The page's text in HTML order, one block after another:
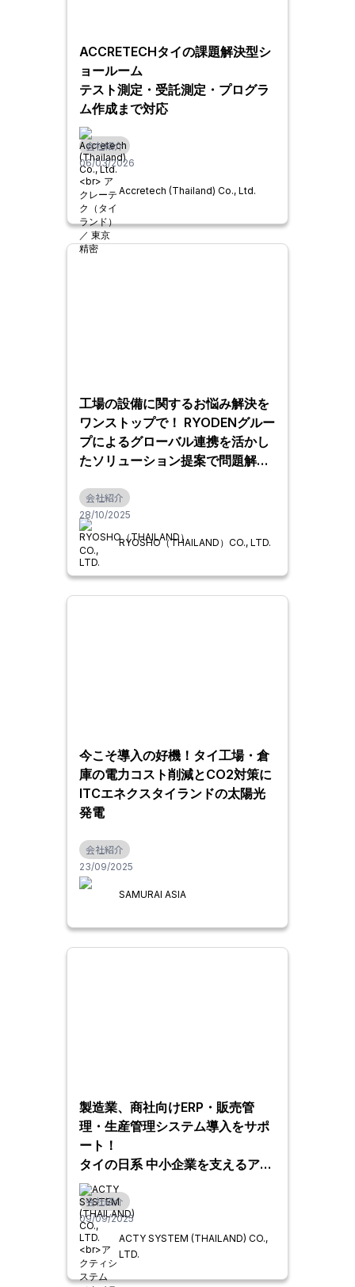
ACCRETECHタイの課題解決型シ
ョールーム
テスト測定・受託測定・プログラ
ム作成まで対応
会社紹介
06/03/2026
Accretech (Thailand) Co., Ltd.
工場の設備に関するお悩み解決を
ワンストップで！ RYODENグルー
プによるグローバル連携を活かし
たソリューション提案で問題解決
会社紹介
28/10/2025
RYOSHO（THAILAND）CO., LTD.
今こそ導入の好機！タイ工場・倉
庫の電力コスト削減とCO2対策に
ITCエネクスタイランドの太陽光
発電
会社紹介
23/09/2025
SAMURAI ASIA
製造業、商社向けERP・販売管
理・生産管理システム導入をサポ
ート！
タイの日系 中小企業を支えるアク
ティシステム（タイランド）
会社紹介
09/09/2025
ACTY SYSTEM (THAILAND) CO.,
LTD.